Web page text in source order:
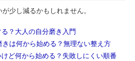
少し減るかもしれません。
？大人の自分磨き入門
は何から始める？無理ない整え方
ど何から始める？失敗しにくい順番